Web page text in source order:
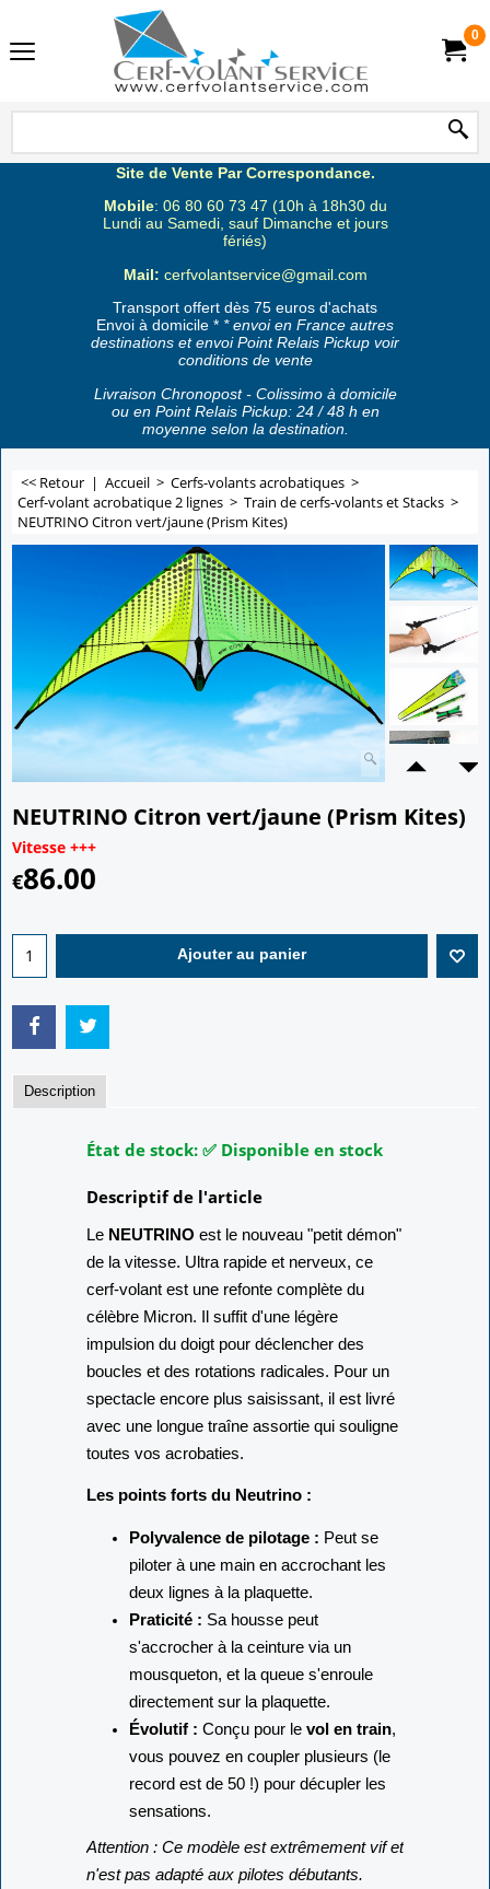
0
Site de Vente Par Correspondance.
Mobile: 06 80 60 73 47 (10h à 18h30 du
Lundi au Samedi, sauf Dimanche et jours
fériés)
Mail: cerfvolantservice@gmail.com
Transport offert dès 75 euros d'achats
Envoi à domicile * * envoi en France autres
destinations et envoi Point Relais Pickup voir
conditions de vente
Livraison Chronopost - Colissimo à domicile
ou en Point Relais Pickup: 24 / 48 h en
moyenne selon la destination.
<< Retour | Accueil > Cerfs-volants acrobatiques >
Cerf-volant acrobatique 2 lignes > Train de cerfs-volants et Stacks >
NEUTRINO Citron vert/jaune (Prism Kites)
NEUTRINO Citron vert/jaune (Prism Kites)
Vitesse +++
€86.00
Ajouter au panier
Description
État de stock: ✅ Disponible en stock
Descriptif de l'article
Le NEUTRINO est le nouveau "petit démon"
de la vitesse. Ultra rapide et nerveux, ce
cerf-volant est une refonte complète du
célèbre Micron. Il suffit d'une légère
impulsion du doigt pour déclencher des
boucles et des rotations radicales. Pour un
spectacle encore plus saisissant, il est livré
avec une longue traîne assortie qui souligne
toutes vos acrobaties.
Les points forts du Neutrino :
Polyvalence de pilotage : Peut se
piloter à une main en accrochant les
deux lignes à la plaquette.
Praticité : Sa housse peut
s'accrocher à la ceinture via un
mousqueton, et la queue s'enroule
directement sur la plaquette.
Évolutif : Conçu pour le vol en train,
vous pouvez en coupler plusieurs (le
record est de 50 !) pour décupler les
sensations.
Attention : Ce modèle est extrêmement vif et
n'est pas adapté aux pilotes débutants.